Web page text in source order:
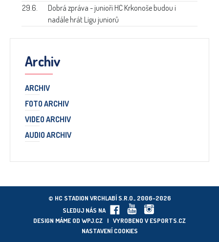
29.6.
Dobrá zpráva - junioři HC Krkonoše budou i
nadále hrát Ligu juniorů
Archiv
ARCHIV
FOTO ARCHIV
VIDEO ARCHIV
AUDIO ARCHIV
© HC STADION VRCHLABÍ S.R.O., 2006–2026
SLEDUJ NÁS NA
DESIGN MÁME OD WPJ.CZ | VYROBENO VESPORTS.CZ
NASTAVENÍ COOKIES